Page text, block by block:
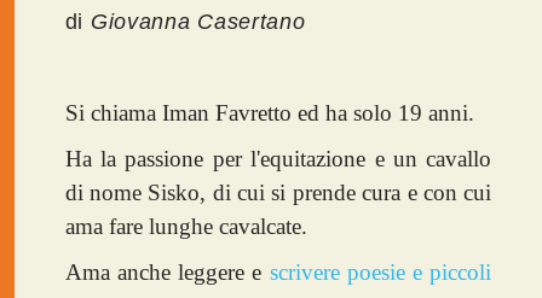
di Giovanna Casertano
Si chiama Iman Favretto ed ha solo 19 anni.
Ha la passione per l'equitazione e un cavallo
di nome Sisko, di cui si prende cura e con cui
ama fare lunghe cavalcate.
Ama anche leggere e scrivere poesie e piccoli